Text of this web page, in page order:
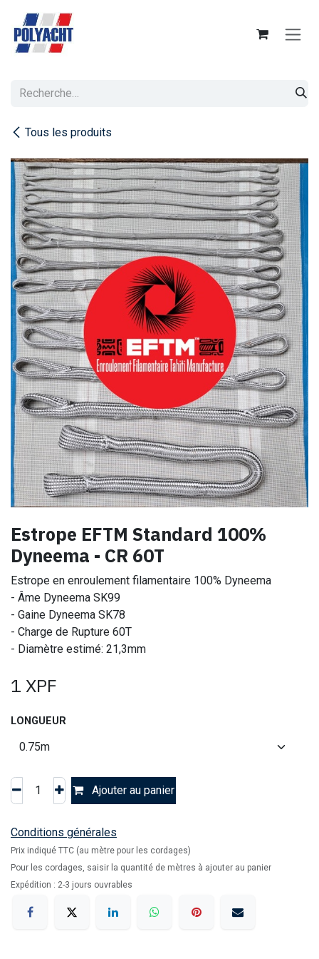
Tous les produits
Estrope EFTM Standard 100%
Dyneema - CR 60T
Estrope en enroulement filamentaire 100% Dyneema
- Âme Dyneema SK99
- Gaine Dyneema SK78
- Charge de Rupture 60T
- Diamètre estimé: 21,3mm
1 XPF
LONGUEUR
Ajouter au panier
Conditions générales
Prix indiqué TTC (au mètre pour les cordages)
Pour les cordages, saisir la quantité de mètres à ajouter au panier
Expédition : 2-3 jours ouvrables